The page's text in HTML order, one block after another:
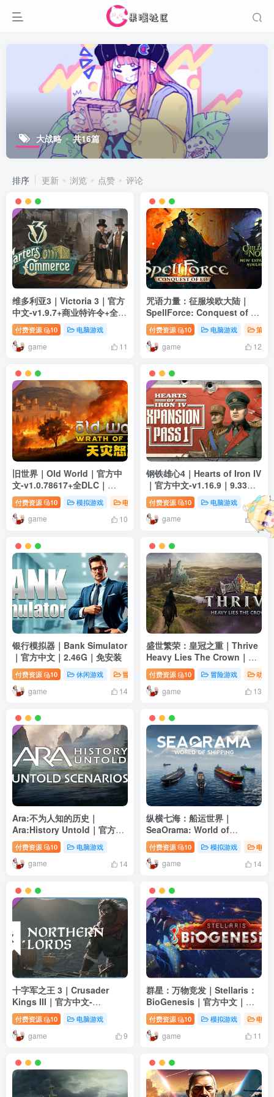
大战略 共16篇
排序 更新 浏览 点赞 评论
维多利亚3｜Victoria 3｜官方
中文-v1.9.7+商业特许令+全
DLC｜13.5G｜免安装
付费资源 10 电脑游戏
game 11
咒语力量：征服埃欧大陆｜
SpellForce: Conquest of Eo
｜官方中文-v01.10.31986｜
8.17G｜免安装
付费资源 10 电脑游戏 策略
game 12
旧世界｜Old World｜官方中
文-v1.0.78617+全DLC｜
7.21G｜免安装
付费资源 10 模拟游戏 电脑游戏 策略游戏
game 10
钢铁雄心4｜Hearts of Iron IV
｜官方中文-v1.16.9｜9.33G
｜免安装
付费资源 10 电脑游戏
game 12
银行模拟器｜Bank Simulator
｜官方中文｜2.46G｜免安装
付费资源 10 休闲游戏 冒险游戏 模拟游戏
game 14
盛世繁荣：皇冠之重｜Thrive
Heavy Lies The Crown｜官
方中文｜5.74G｜免安装
付费资源 10 冒险游戏 动作
game 13
Ara:不为人知的历史｜
Ara:History Untold｜官方中
文-v1.4.0+全DLC｜34.7G｜
免安装
付费资源 10 电脑游戏
game 14
纵横七海：船运世界｜
SeaOrama: World of
Shipping｜官方中文-v2.2.4.1
｜4.60G｜免安装
付费资源 10 模拟游戏 电脑
game 14
十字军之王 3｜Crusader
Kings III｜官方中文-
v1.16.2.3+全DLC｜14.5G｜
免安装
付费资源 10 电脑游戏
game 9
群星：万物竞发｜Stellaris：
BioGenesis｜官方中文｜
27.1G｜免安装
付费资源 10 模拟游戏 电脑
game 11